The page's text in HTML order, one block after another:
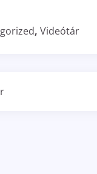
, Videótár